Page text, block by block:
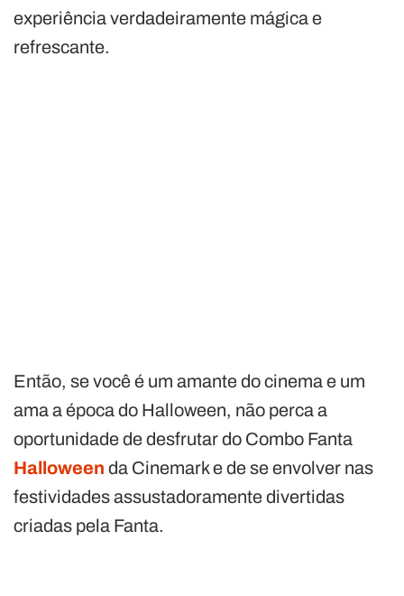
experiência verdadeiramente mágica e
refrescante.
Então, se você é um amante do cinema e um
ama a época do Halloween, não perca a
oportunidade de desfrutar do Combo Fanta
Halloween da Cinemark e de se envolver nas
festividades assustadoramente divertidas
criadas pela Fanta.